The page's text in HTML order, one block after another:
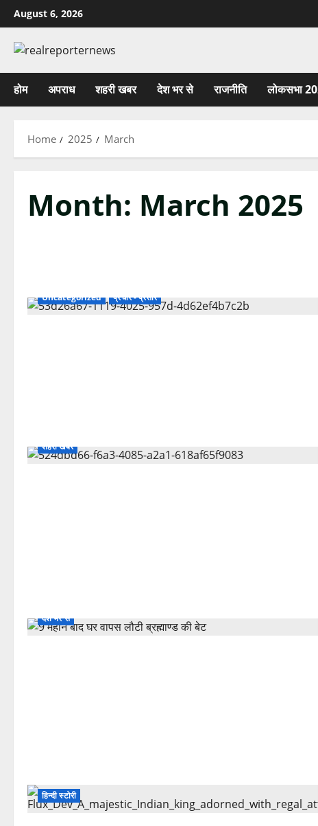
Skip
to
content
August 6, 2026
होम अपराध शहरी खबर देश भर से राजनीति लोकसभा
Home 2025 March
Month: March 2025
Uncategorized प्रचार - प्रसार
शहरी खबर
देश भर से
हिन्दी स्टोरी